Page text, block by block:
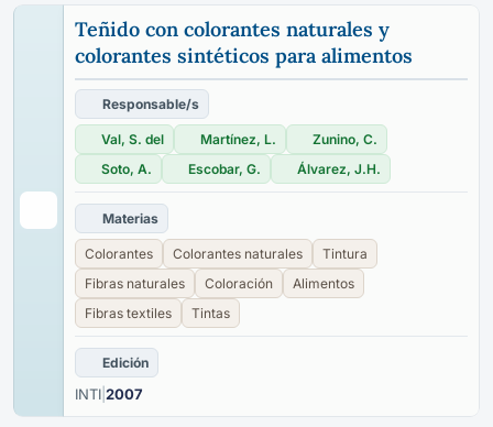
Teñido con colorantes naturales y
colorantes sintéticos para alimentos
Responsable/s
Val, S. del Martínez, L.
Zunino, C.
Soto, A.
Escobar, G. Álvarez, J.H.
Materias
Colorantes Colorantes naturales
Tintura
Fibras naturales
Coloración
Alimentos
Fibras textiles
Tintas
Edición
INTI 2007